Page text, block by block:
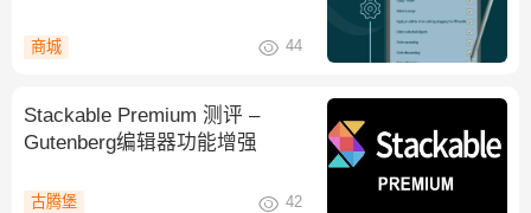
商城 44
Stackable Premium 测评 –
Gutenberg编辑器功能增强
古腾堡 42